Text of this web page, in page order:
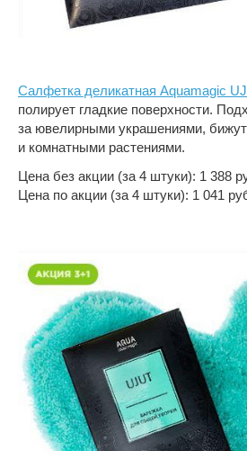
Салфетка деликатная Aquamagic
полирует гладкие поверхности.
за ювелирными украшениями,
и комнатными растениями.
Цена без акции (за 4 штуки): 1 388
Цена по акции (за 4 штуки): 1 041